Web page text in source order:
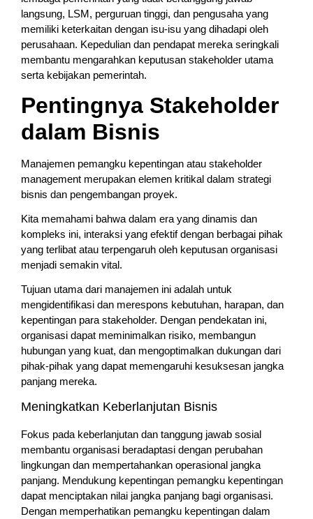
langsung, LSM, perguruan tinggi, dan pengusaha yang
memiliki keterkaitan dengan isu-isu yang dihadapi oleh
perusahaan. Kepedulian dan pendapat mereka seringkali
membantu mengarahkan keputusan stakeholder utama
serta kebijakan pemerintah.
Pentingnya Stakeholder
dalam Bisnis
Manajemen pemangku kepentingan atau stakeholder
management merupakan elemen kritikal dalam strategi
bisnis dan pengembangan proyek.
Kita memahami bahwa dalam era yang dinamis dan
kompleks ini, interaksi yang efektif dengan berbagai pihak
yang terlibat atau terpengaruh oleh keputusan organisasi
menjadi semakin vital.
Tujuan utama dari manajemen ini adalah untuk
mengidentifikasi dan merespons kebutuhan, harapan, dan
kepentingan para stakeholder. Dengan pendekatan ini,
organisasi dapat meminimalkan risiko, membangun
hubungan yang kuat, dan mengoptimalkan dukungan dari
pihak-pihak yang dapat memengaruhi kesuksesan jangka
panjang mereka.
Meningkatkan Keberlanjutan Bisnis
Fokus pada keberlanjutan dan tanggung jawab sosial
membantu organisasi beradaptasi dengan perubahan
lingkungan dan mempertahankan operasional jangka
panjang. Mendukung kepentingan pemangku kepentingan
dapat menciptakan nilai jangka panjang bagi organisasi.
Dengan memperhatikan pemangku kepentingan dalam